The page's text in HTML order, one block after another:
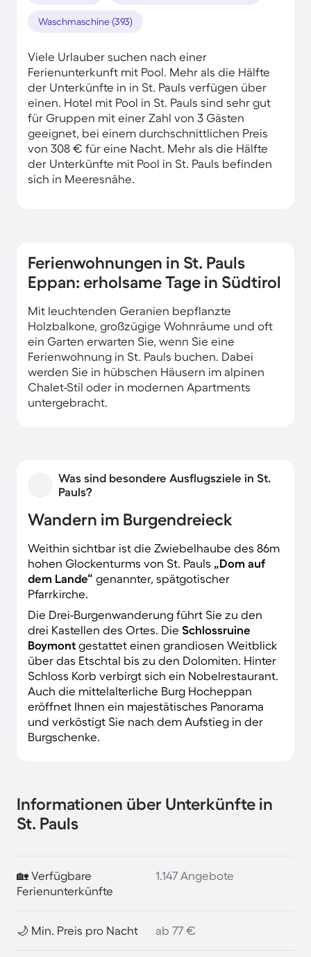
Waschmaschine (393)
Viele Urlauber suchen nach einer
Ferienunterkunft mit Pool. Mehr als die Hälfte
der Unterkünfte in in St. Pauls verfügen über
einen. Hotel mit Pool in St. Pauls sind sehr gut
für Gruppen mit einer Zahl von 3 Gästen
geeignet, bei einem durchschnittlichen Preis
von 308 € für eine Nacht. Mehr als die Hälfte
der Unterkünfte mit Pool in St. Pauls befinden
sich in Meeresnähe.
Ferienwohnungen in St. Pauls
Eppan: erholsame Tage in Südtirol
Mit leuchtenden Geranien bepflanzte
Holzbalkone, großzügige Wohnräume und oft
ein Garten erwarten Sie, wenn Sie eine
Ferienwohnung in St. Pauls buchen. Dabei
werden Sie in hübschen Häusern im alpinen
Chalet-Stil oder in modernen Apartments
untergebracht.
Was sind besondere Ausflugsziele in St.
Pauls?
Wandern im Burgendreieck
Weithin sichtbar ist die Zwiebelhaube des 86m
hohen Glockenturms von St. Pauls „Dom auf
dem Lande“ genannter, spätgotischer
Pfarrkirche.
Die Drei-Burgenwanderung führt Sie zu den
drei Kastellen des Ortes. Die Schlossruine
Boymont gestattet einen grandiosen Weitblick
über das Etschtal bis zu den Dolomiten. Hinter
Schloss Korb verbirgt sich ein Nobelrestaurant.
Auch die mittelalterliche Burg Hocheppan
eröffnet Ihnen ein majestätisches Panorama
und verköstigt Sie nach dem Aufstieg in der
Burgschenke.
Informationen über Unterkünfte in
St. Pauls
🏡 Verfügbare
Ferienunterkünfte
1.147 Angebote
🌙 Min. Preis pro Nacht ab 77 €